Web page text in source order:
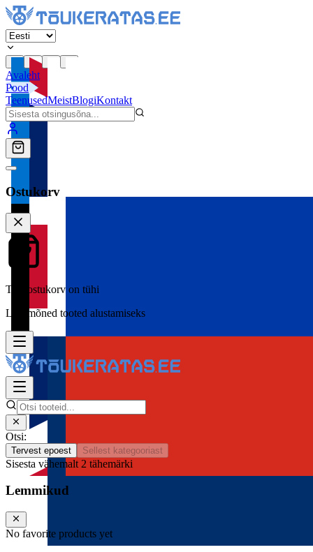
Avaleht
Pood
TeenusedMeistBlogiKontakt
Ostukorv
Teie ostukorv on tühi
Lisa mõned tooted alustamiseks
Otsi:
Tervest epoest Sellest kategooriast
Sisesta vähemalt 2 tähemärki
Lemmikud
No favorite products yet